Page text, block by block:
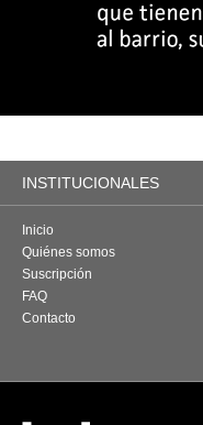
INSTITUCIONALES
Inicio
Quiénes somos
Suscripción
FAQ
Contacto